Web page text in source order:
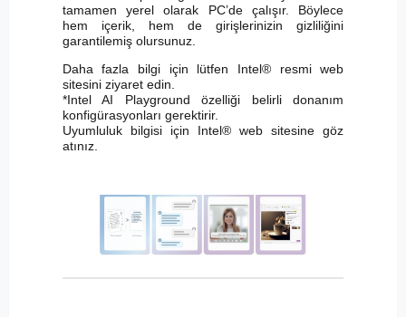
tamamen yerel olarak PC’de çalışır. Böylece
hem içerik, hem de girişlerinizin gizliliğini
garantilemiş olursunuz.
Daha fazla bilgi için lütfen Intel® resmi web
sitesini ziyaret edin.
*Intel AI Playground özelliği belirli donanım
konfigürasyonları gerektirir.
Uyumluluk bilgisi için Intel® web sitesine göz
atınız.